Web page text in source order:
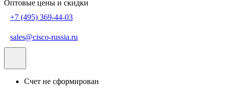
Оптовые цены и скидки
+7 (495) 369-44-03
sales@cisco-russia.ru
Счет не сформирован